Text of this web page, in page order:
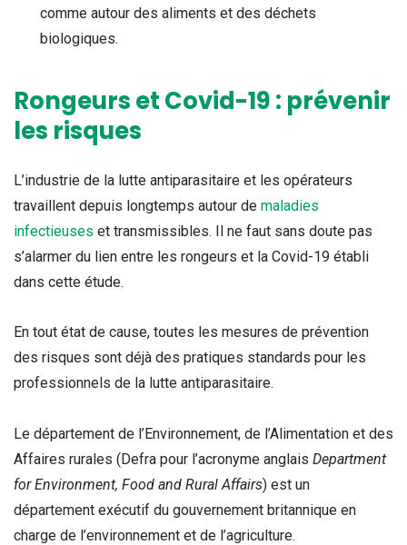
comme autour des aliments et des déchets
biologiques.
Rongeurs et Covid-19 : prévenir
les risques
L’industrie de la lutte antiparasitaire et les opérateurs
travaillent depuis longtemps autour de maladies
infectieuses et transmissibles. Il ne faut sans doute pas
s’alarmer du lien entre les rongeurs et la Covid-19 établi
dans cette étude.
En tout état de cause, toutes les mesures de prévention
des risques sont déjà des pratiques standards pour les
professionnels de la lutte antiparasitaire.
Le département de l’Environnement, de l’Alimentation et des
Affaires rurales (Defra pour l’acronyme anglais Department
for Environment, Food and Rural Affairs) est un
département exécutif du gouvernement britannique en
charge de l’environnement et de l’agriculture.